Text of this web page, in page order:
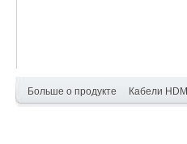
Больше о продукте Кабели HDMI